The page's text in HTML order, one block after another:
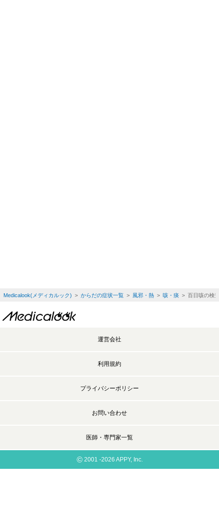
Medicalook(メディカルック) > からだの症状一覧> 風邪・熱> 咳・痰> 百日咳の検査
運営会社
利用規約
プライバシーポリシー
お問い合わせ
医師・専門家一覧
©2001 -2026 APPY, Inc.